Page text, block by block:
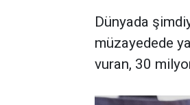
Dünyada
müzayedede
vuran, 30